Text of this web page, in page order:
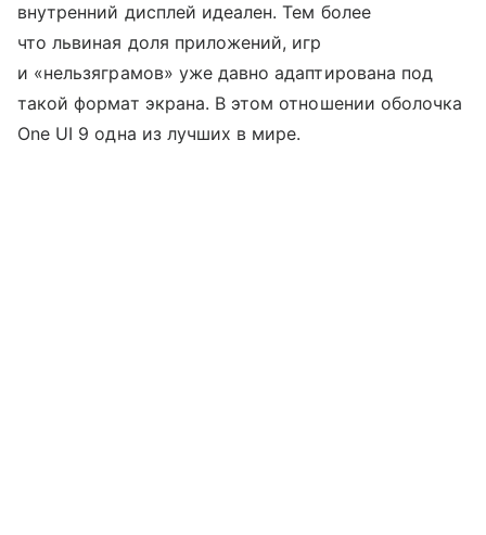
внутренний дисплей идеален. Тем более
что львиная доля приложений, игр
и «нельзяграмов» уже давно адаптирована под
такой формат экрана. В этом отношении оболочка
One UI 9 одна из лучших в мире.